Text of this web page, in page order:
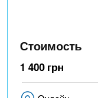
Стоимость
1 400 грн